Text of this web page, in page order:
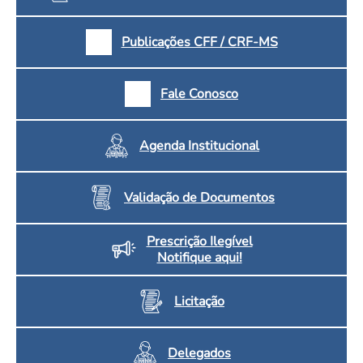
Publicações CFF / CRF-MS
Fale Conosco
Agenda Institucional
Validação de Documentos
Prescrição Ilegível
Notifique aqui!
Licitação
Delegados